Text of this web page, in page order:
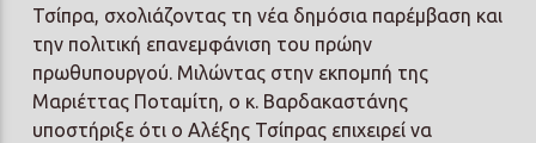
Τσίπρα, σχολιάζοντας τη νέα δημόσια παρέμβαση και
την πολιτική επανεμφάνιση του πρώην
πρωθυπουργού. Μιλώντας στην εκπομπή της
Μαριέττας Ποταμίτη, ο κ. Βαρδακαστάνης
υποστήριξε ότι ο Αλέξης Τσίπρας επιχειρεί να